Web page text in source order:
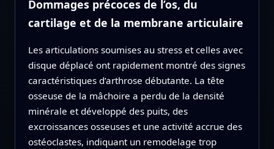
Dommages précoces de l’os, du
cartilage et de la membrane articulaire
Les articulations soumises au stress et celles avec
disque déplacé ont rapidement montré des signes
caractéristiques d’arthrose débutante. La tête
osseuse de la mâchoire a perdu de la densité
minérale et développé des puits, des
excroissances osseuses et une activité accrue des
ostéoclastes, indiquant un remodelage trop